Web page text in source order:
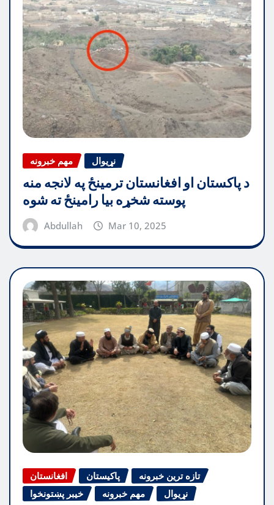
مهم خبرونه نړیوال
د پاکستان او افغانستان ترمینځ په لانجه منه
پوسته شخړه بیا رامینځ ته شوه
Abdullah Mar 10, 2025
افغانستان پاکیستان
تازه ترین خبرونه
خیبر پښتونخوا
مهم خبرونه نړیوال